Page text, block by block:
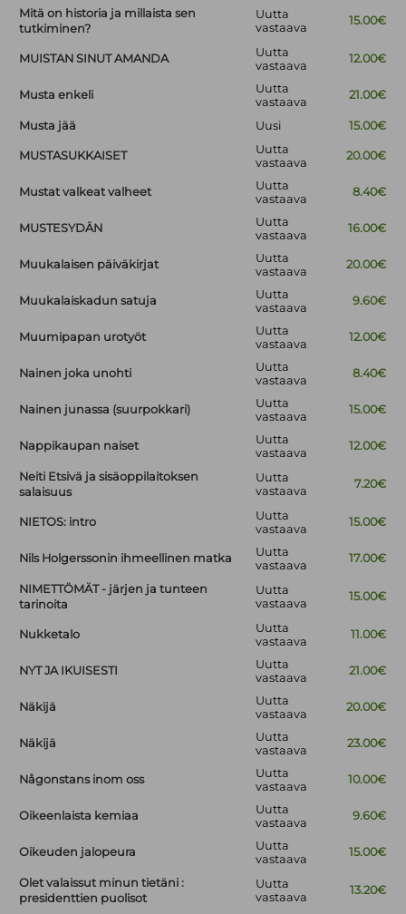
Mitä on historia ja millaista sen
tutkiminen?
Uutta
vastaava
15.00€
MUISTAN SINUT AMANDA
Uutta
vastaava
12.00€
Musta enkeli
Uutta
vastaava
21.00€
Musta jää Uusi 15.00€
MUSTASUKKAISET
Uutta
vastaava
20.00€
Mustat valkeat valheet
Uutta
vastaava
8.40€
MUSTESYDÄN
Uutta
vastaava
16.00€
Muukalaisen päiväkirjat
Uutta
vastaava
20.00€
Muukalaiskadun satuja
Uutta
vastaava
9.60€
Muumipapan urotyöt
Uutta
vastaava
12.00€
Nainen joka unohti
Uutta
vastaava
8.40€
Nainen junassa (suurpokkari)
Uutta
vastaava
15.00€
Nappikaupan naiset
Uutta
vastaava
12.00€
Neiti Etsivä ja sisäoppilaitoksen
salaisuus
Uutta
vastaava
7.20€
NIETOS: intro
Uutta
vastaava
15.00€
Nils Holgerssonin ihmeellinen matka
Uutta
vastaava
17.00€
NIMETTÖMÄT - järjen ja tunteen
tarinoita
Uutta
vastaava
15.00€
Nukketalo
Uutta
vastaava
11.00€
NYT JA IKUISESTI
Uutta
vastaava
21.00€
Näkijä
Uutta
vastaava
20.00€
Näkijä
Uutta
vastaava
23.00€
Någonstans inom oss
Uutta
vastaava
10.00€
Oikeenlaista kemiaa
Uutta
vastaava
9.60€
Oikeuden jalopeura
Uutta
vastaava
15.00€
Olet valaissut minun tietäni :
presidenttien puolisot
Uutta
vastaava
13.20€